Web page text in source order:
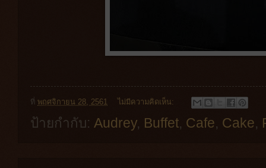
ที่ พฤศจิกายน 28, 2561 ไม่มีความคิดเห็น:
ป้ายกำกับ: Audrey, Buffet, Cafe, Cake,